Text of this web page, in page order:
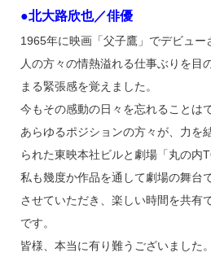
●北大路欣也／俳優
1965年に映画「父子鷹」でデビュ
人の方々の情熱溢れる仕事ぶりを目
まる緊張感を覚えました。
今もその感動の日々を忘れることは
あらゆるポジションの方々が、力を
られた東映本社ビルと劇場「丸の内
私も幾度か作品を通して劇場の舞台
させていただき、楽しい時間を共有
です。
皆様、本当に有り難うございました。